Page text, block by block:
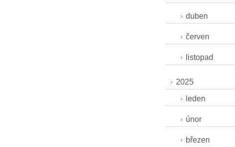
duben
červen
listopad
2025
leden
únor
březen